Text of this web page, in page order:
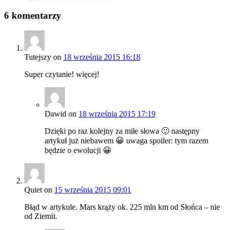
6 komentarzy
Tutejszy on 18 września 2015 16:18
Super czytanie! więcej!
Dawid on 18 września 2015 17:19
Dzięki po raz kolejny za miłe słowa 🙂 następny
artykuł już niebawem 😀 uwaga spoiler: tym razem
będzie o ewolucji 😀
Quiet on 15 września 2015 09:01
Błąd w artykule. Mars krąży ok. 225 mln km od Słońca – nie
od Ziemii.